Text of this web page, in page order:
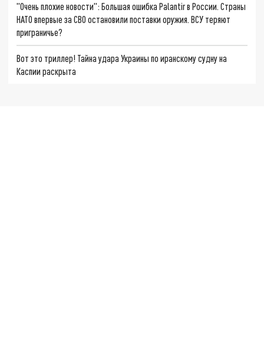
"Очень плохие новости": Большая ошибка Palantir в России. Страны
НАТО впервые за СВО остановили поставки оружия. ВСУ теряют
приграничье?
Вот это триллер! Тайна удара Украины по иранскому судну на
Каспии раскрыта